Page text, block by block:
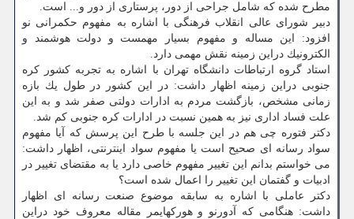
مطرح شده كه شامل جراحی از دور، پرستاری از دور و... است.
دبیر شورای عالی انقلاب فرهنگی با اشاره به مفهوم حكمرانی نو
افزود: این مساله و مفهوم بسیار مهمست و دولت هوشمند و
الكترونیك دراین زمینه نقش مهمی دارد.
استاد گروه ارتباطات دانشگاه تهران با اشاره به تجربه كشور كره
جنوبی دراین زمینه اظهار داشت: در این كشور در طول یك بازه
زمانی مشخص، بازگشت مردم به ادارات دولتی صفر شد و به این
علت فساد اداری نیز به همین نسبت در ادارات كره جنوبی كم شد.
دكتر فتوره چی هم در این جلسه با طرح این پرسش كه آیا مفهوم
سواد رسانه ای صحیح است یا مفهوم سواد اینترنتی، اظهار داشت:
می خواستم بدانم این تغییر مفهوم خاصی دارد یا به مقتضای تغییر در
ادبیات و گفتمان این تغییر را اعمال شده است؟
دكتر عاملی با اشاره به سابقه موضوع صنعت رسانه ای اظهار
داشت: هنگامی كه آدورنو و هوركهایمر مقاله معروف خود دراین